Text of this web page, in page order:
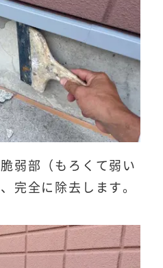
弱部（もろくて弱い
完全に除去します。